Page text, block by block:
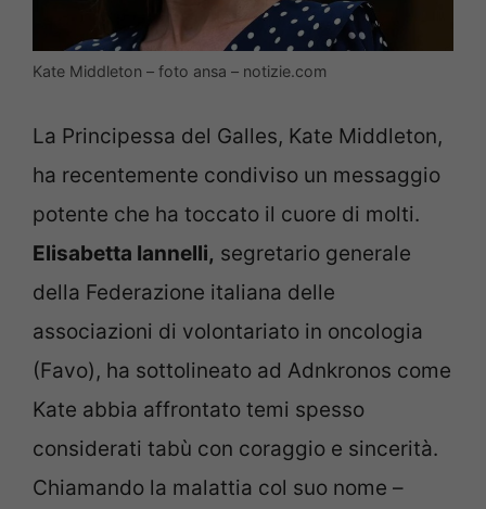
Kate Middleton – foto ansa – notizie.com
La Principessa del Galles, Kate Middleton,
ha recentemente condiviso un messaggio
potente che ha toccato il cuore di molti.
Elisabetta Iannelli, segretario generale
della Federazione italiana delle
associazioni di volontariato in oncologia
(Favo), ha sottolineato ad Adnkronos come
Kate abbia affrontato temi spesso
considerati tabù con coraggio e sincerità.
Chiamando la malattia col suo nome –